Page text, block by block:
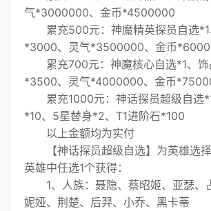
气*3000000、金币*4500000
累充500元：神魔精英探员自选*1
*3000、灵气*3500000、金币
累充700元：神魔核心自选*1、饰
*3500、灵气*4000000、金币
累充1000元：神话探员超级自选
*10、5星替身*2、T1进阶石*100
以上金额均为实付
【神话探员超级自选】为英雄选择
英雄中任选1个获得：
1、人族：聂隐、蔡昭姬、亚瑟、
妮娅、荆楚、后羿、小乔、黑卡蒂